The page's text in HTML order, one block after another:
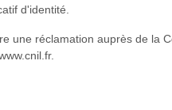
d'identité.
une réclamation auprès de la